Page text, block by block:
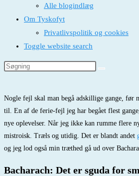
Alle blogindlæg
Om Tyskofyt
Privatlivspolitik og cookies
Toggle website search
Nogle fejl skal man begå adskillige gange, før
til. En af de ferie-fejl jeg har begået flest
nye oplevelser. Når jeg ikke kan rumme flere
mistroisk. Træls og utidig. Det er blandt andet
og jeg lod også min træthed gå ud over
Bacharach: Det er sguda for